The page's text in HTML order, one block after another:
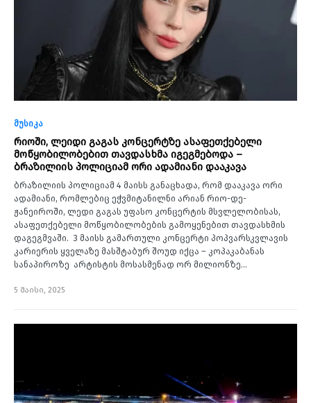
მუსიკა
რიოში, ლეიდი გაგას კონცერტზე ასაფეთქებელი
მოწყობილობებით თავდასხმა იგეგმებოდა –
ბრაზილიის პოლიციამ ორი ადამიანი დააკავა
ბრაზილიის პოლიციამ 4 მაისს განაცხადა, რომ დააკავა ორი
ადამიანი, რომლებიც ეჭვმიტანილნი არიან რიო-დე-
ჟანეიროში, ლედი გაგას უფასო კონცერტის მსვლელობისას,
ასაფეთქებელი მოწყობილობების გამოყენებით თავდასხმის
დაგეგმვაში. 3 მაისს გამართული კონცერტი პოპვარსკვლავის
კარიერის ყველაზე მასშტაბურ შოუდ იქცა – კოპაკაბანას
სანაპიროზე არტისტის მოსასმენად ორ მილიონზე…
5 მაისი, 2025